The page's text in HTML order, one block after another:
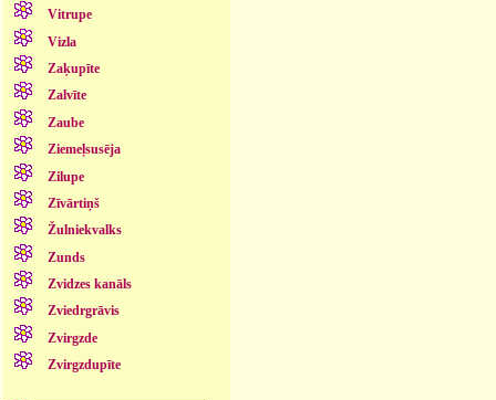
Vitrupe
Vizla
Zaķupīte
Zalvīte
Zaube
Ziemeļsusēja
Zilupe
Zīvārtiņš
Žulniekvalks
Zunds
Zvidzes kanāls
Zviedrgrāvis
Zvirgzde
Zvirgzdupīte